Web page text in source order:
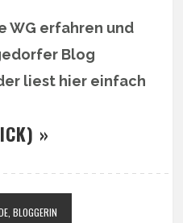
WG erfahren und
Blog
liest hier einfach
»
BLOGGERIN